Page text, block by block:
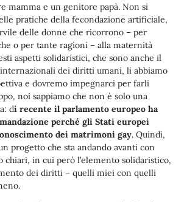
mamma e un genitore papà. Non si
pratiche della fecondazione artificiale,
delle donne che ricorrono – per
o per tante ragioni – alla maternità
aspetti solidaristici, che sono anche il
dei diritti umani, li abbiamo
e dovremo impegnarci per farli
noi sappiamo che non è solo una
di recente il parlamento europeo ha
perché gli Stati europei
dei matrimoni gay. Quindi,
progetto che sta andando avanti con
in cui però l’elemento solidaristico,
dei diritti – quelli miei con quelli